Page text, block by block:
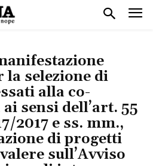
la selezione di
alla co-
sensi dell’art. 55
2017 e ss. mm.,
di progetti
sull’Avviso